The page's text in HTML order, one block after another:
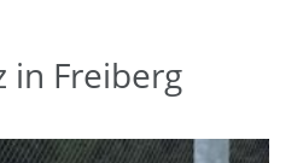
in Freiberg